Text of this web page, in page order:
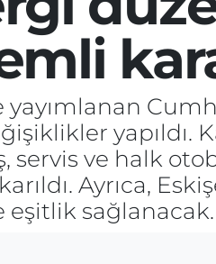
yayımlanan
yapıldı.
servis ve halk
Ayrıca,
sağlanacak.
Fikstür